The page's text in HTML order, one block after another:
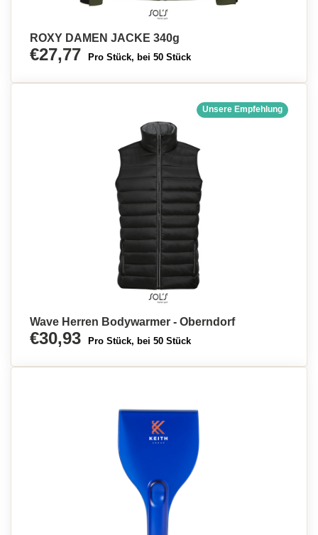
ROXY DAMEN JACKE 340g
€27,77 Pro Stück, bei 50 Stück
Unsere Empfehlung
Wave Herren Bodywarmer - Oberndorf
€30,93 Pro Stück, bei 50 Stück